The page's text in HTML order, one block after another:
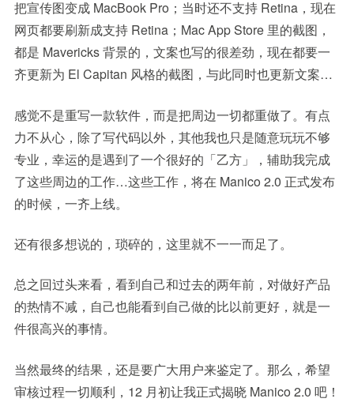
把宣传图变成 MacBook Pro；当时还不支持 Retina，现在
网页都要刷新成支持 Retina；Mac App Store 里的截图，
都是 Mavericks 背景的，文案也写的很差劲，现在都要一
齐更新为 El Capitan 风格的截图，与此同时也更新文案…
感觉不是重写一款软件，而是把周边一切都重做了。有点
力不从心，除了写代码以外，其他我也只是随意玩玩不够
专业，幸运的是遇到了一个很好的「乙方」，辅助我完成
了这些周边的工作…这些工作，将在 Manico 2.0 正式发布
的时候，一齐上线。
还有很多想说的，琐碎的，这里就不一一而足了。
总之回过头来看，看到自己和过去的两年前，对做好产品
的热情不减，自己也能看到自己做的比以前更好，就是一
件很高兴的事情。
当然最终的结果，还是要广大用户来鉴定了。那么，希望
审核过程一切顺利，12 月初让我正式揭晓 Manico 2.0 吧！